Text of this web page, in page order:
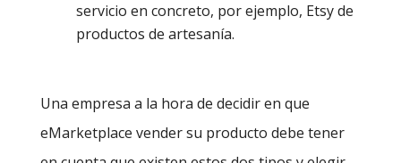
servicio en concreto, por ejemplo, Etsy de
productos de artesanía.
Una empresa a la hora de decidir en que
eMarketplace vender su producto debe tener